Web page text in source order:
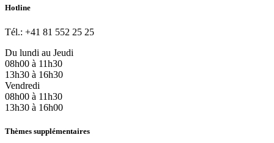
Hotline
Tél.: +41 81 552 25 25
Du lundi au Jeudi
08h00 à 11h30
13h30 à 16h30
Vendredi
08h00 à 11h30
13h30 à 16h00
Thèmes supplémentaires